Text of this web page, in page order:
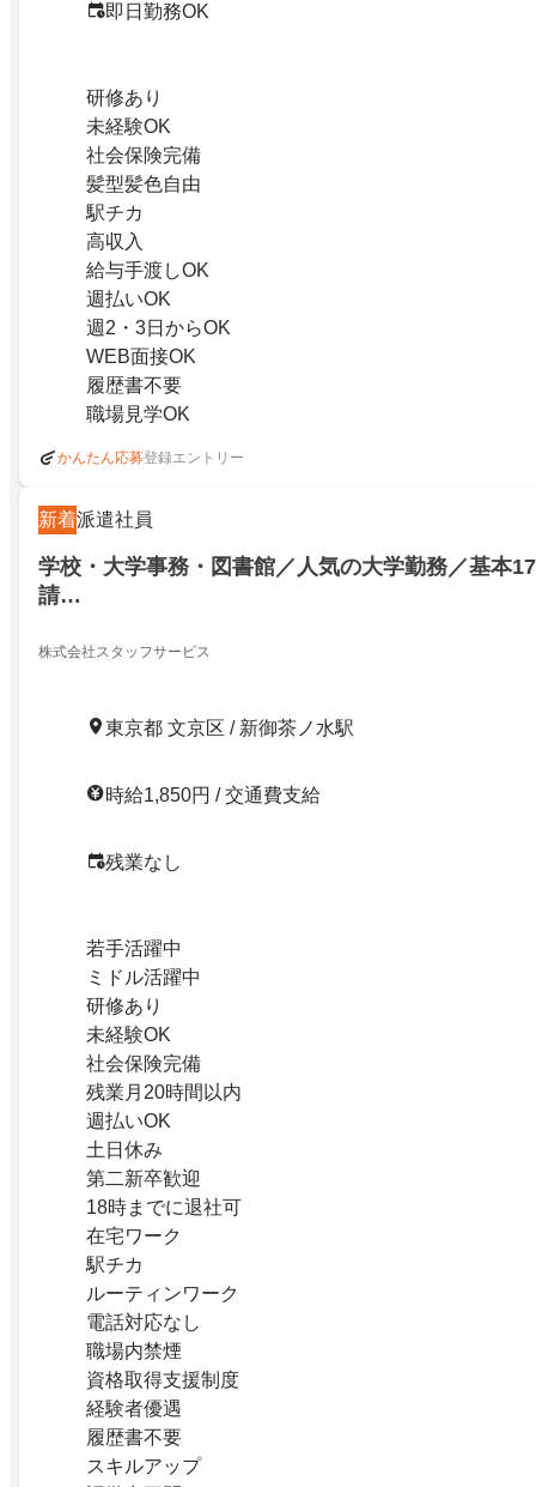
即日勤務OK
研修あり
未経験OK
社会保険完備
髪型髪色自由
駅チカ
高収入
給与手渡しOK
週払いOK
週2・3日からOK
WEB面接OK
履歴書不要
職場見学OK
かんたん応募登録エントリー
新着派遣社員
学校・大学事務・図書館／人気の大学勤務／基本
請…
株式会社スタッフサービス
東京都 文京区 / 新御茶ノ水駅
時給1,850円 / 交通費支給
残業なし
若手活躍中
ミドル活躍中
研修あり
未経験OK
社会保険完備
残業月20時間以内
週払いOK
土日休み
第二新卒歓迎
18時までに退社可
在宅ワーク
駅チカ
ルーティンワーク
電話対応なし
職場内禁煙
資格取得支援制度
経験者優遇
履歴書不要
スキルアップ